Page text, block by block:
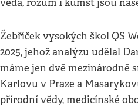
věda, rozum i kumšt jsou
Žebříček vysokých škol QS
2025, jehož analýzu udělal
máme jen dvě mezinárodně
Karlovu v Praze a
přírodní vědy, medicínské